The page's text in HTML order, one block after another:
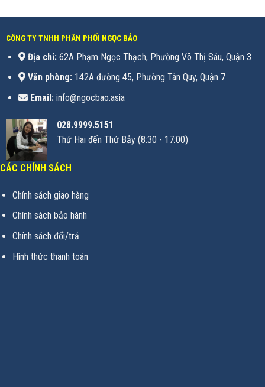
CÔNG TY TNHH PHÂN PHỐI NGỌC BẢO
Địa chỉ:62A Phạm Ngọc Thạch, Phường Võ Thị Sáu, Quận 3
Văn phòng:142A đường 45, Phường Tân Quy, Quận 7
Email:info@ngocbao.asia
028.9999.5151
Thứ Hai đến Thứ Bảy (8:30 - 17:00)
CÁC CHÍNH SÁCH
Chính sách giao hàng
Chính sách bảo hành
Chính sách đổi/trả
Hình thức thanh toán